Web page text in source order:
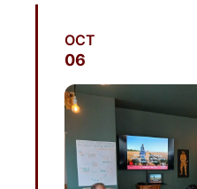
OCT
06